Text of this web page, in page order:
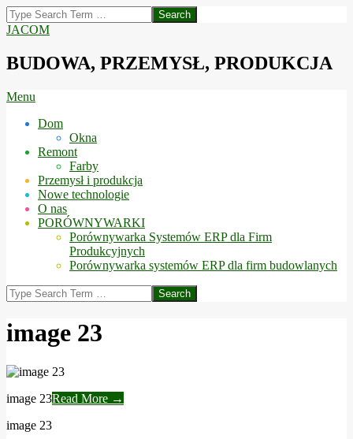
Skip
to
Search
JACOM
BUDOWA, PRZEMYSŁ, PRODUKCJA
Secondary
Menu
Menu
Dom
Okna
Remont
Farby
Przemysł i produkcja
Nowe technologie
O nas
PORÓWNYWARKI
Porównywarka Systemów ERP dla Firm
Produkcyjnych
Porównywarka systemów ERP dla firm budowlanych
Search
image 23
image 23Read More →
image 23